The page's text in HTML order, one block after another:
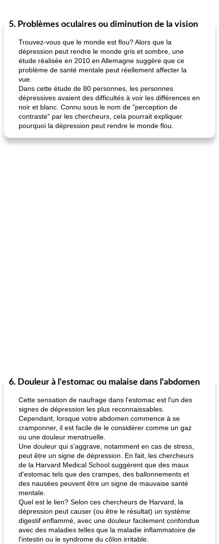
25min
Petit déjeuner et brunch
quinoa petit déjeuner méditerranéen
45min
Viande et volaille
5. Problèmes oculaires ou diminution de la vision
Trouvez-vous que le monde est flou? Alors que la
dépression peut rendre le monde gris et sombre, une
étude réalisée en 2010 en Allemagne suggère que ce
problème de santé mentale peut réellement affecter la
vue.
Dans cette étude de 80 personnes, les personnes
dépressives avaient des difficultés à voir les différences en
noir et blanc. Connu sous le nom de "perception de
contraste" par les chercheurs, cela pourrait expliquer
pourquoi la dépression peut rendre le monde flou.
6. Douleur à l'estomac ou malaise dans l'abdomen
Cette sensation de naufrage dans l'estomac est l'un des
signes de dépression les plus reconnaissables.
Cependant, lorsque votre abdomen commence à se
cramponner, il est facile de le considérer comme un gaz
ou une douleur menstruelle.
Une douleur qui s'aggrave, notamment en cas de stress,
peut être un signe de dépression. En fait, les chercheurs
de la Harvard Medical School suggèrent que des maux
d'estomac tels que des crampes, des ballonnements et
des nausées peuvent être un signe de mauvaise santé
mentale.
Quel est le lien? Selon ces chercheurs de Harvard, la
dépression peut causer (ou être le résultat) un système
digestif enflammé, avec une douleur facilement confondue
avec des maladies telles que la maladie inflammatoire de
l'intestin ou le syndrome du côlon irritable.